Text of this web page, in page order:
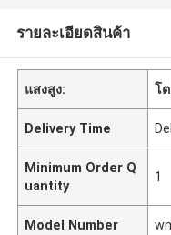
รายละเอียดสินค้า
แสงสูง: โ
Delivery Time
Minimum Order Q
uantity
1
Model Number